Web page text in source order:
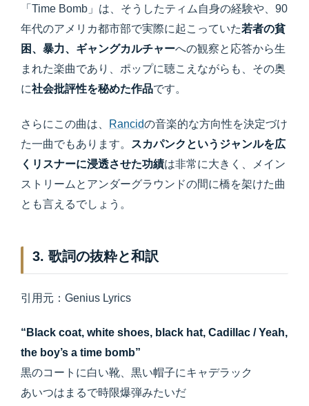
「Time Bomb」は、そうしたティム自身の経験や、90
年代のアメリカ都市部で実際に起こっていた若者の貧
困、暴力、ギャングカルチャーへの観察と応答から生
まれた楽曲であり、ポップに聴こえながらも、その奥
に社会批評性を秘めた作品です。
さらにこの曲は、 Rancidの音楽的な方向性を決定づけ
た一曲でもあります。
スカパンクというジャンルを広
くリスナーに浸透させた功績は非常に大きく、メイン
ストリームとアンダーグラウンドの間に橋を架けた曲
とも言えるでしょう。
3. 歌詞の抜粋と和訳
引用元：Genius Lyrics
“Black coat, white shoes, black hat, Cadillac / Yeah,
the boy’s a time bomb”
黒のコートに白い靴、黒い帽子にキャデラック
あいつはまるで時限爆弾みたいだ